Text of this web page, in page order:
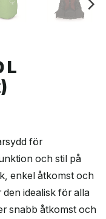
L
för
och stil på
enkel åtkomst och
idealisk för alla
snabb åtkomst och